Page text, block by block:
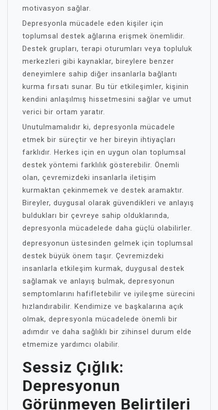
motivasyon sağlar.
Depresyonla mücadele eden kişiler için
toplumsal destek ağlarına erişmek önemlidir.
Destek grupları, terapi oturumları veya topluluk
merkezleri gibi kaynaklar, bireylere benzer
deneyimlere sahip diğer insanlarla bağlantı
kurma fırsatı sunar. Bu tür etkileşimler, kişinin
kendini anlaşılmış hissetmesini sağlar ve umut
verici bir ortam yaratır.
Unutulmamalıdır ki, depresyonla mücadele
etmek bir süreçtir ve her bireyin ihtiyaçları
farklıdır. Herkes için en uygun olan toplumsal
destek yöntemi farklılık gösterebilir. Önemli
olan, çevremizdeki insanlarla iletişim
kurmaktan çekinmemek ve destek aramaktır.
Bireyler, duygusal olarak güvendikleri ve anlayış
buldukları bir çevreye sahip olduklarında,
depresyonla mücadelede daha güçlü olabilirler.
depresyonun üstesinden gelmek için toplumsal
destek büyük önem taşır. Çevremizdeki
insanlarla etkileşim kurmak, duygusal destek
sağlamak ve anlayış bulmak, depresyonun
semptomlarını hafifletebilir ve iyileşme sürecini
hızlandırabilir. Kendimize ve başkalarına açık
olmak, depresyonla mücadelede önemli bir
adımdır ve daha sağlıklı bir zihinsel durum elde
etmemize yardımcı olabilir.
Sessiz Çığlık:
Depresyonun
Görünmeyen Belirtileri